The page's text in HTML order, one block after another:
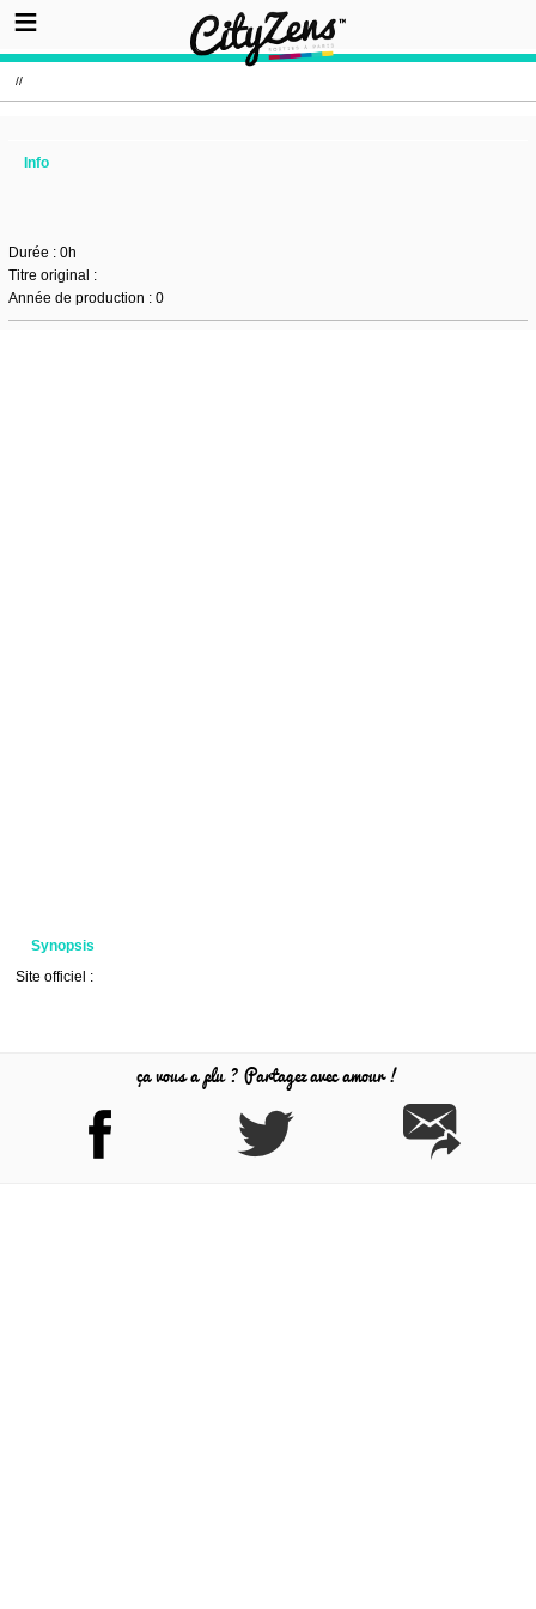
//
Info
Durée : 0h
Titre original :
Année de production : 0
Synopsis
Site officiel :
ça vous a plu ? Partagez avec amour !